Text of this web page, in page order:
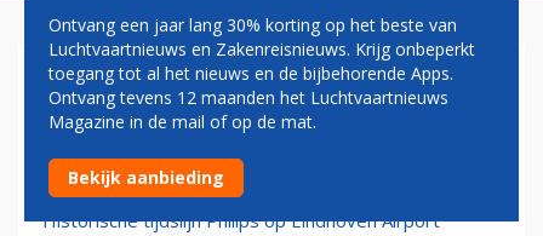
EINDHOVEN AIRPORT
Eindhoven Airport twee weken dicht: 'Part of the job'
26-05-2016 - 11:45
Historische tijdslijn Philips op Eindhoven Airport
Ontvang een jaar lang 30% korting op het beste van
Luchtvaartnieuws en Zakenreisnieuws. Krijg onbeperkt
toegang tot al het nieuws en de bijbehorende Apps.
Ontvang tevens 12 maanden het Luchtvaartnieuws
Magazine in de mail of op de mat.
Bekijk aanbieding